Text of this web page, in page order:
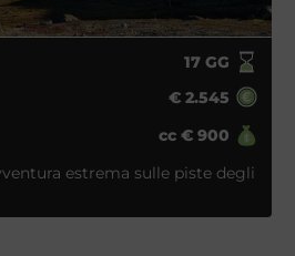
17GG
€ 2.545
cc € 900
estrema sulle piste degli